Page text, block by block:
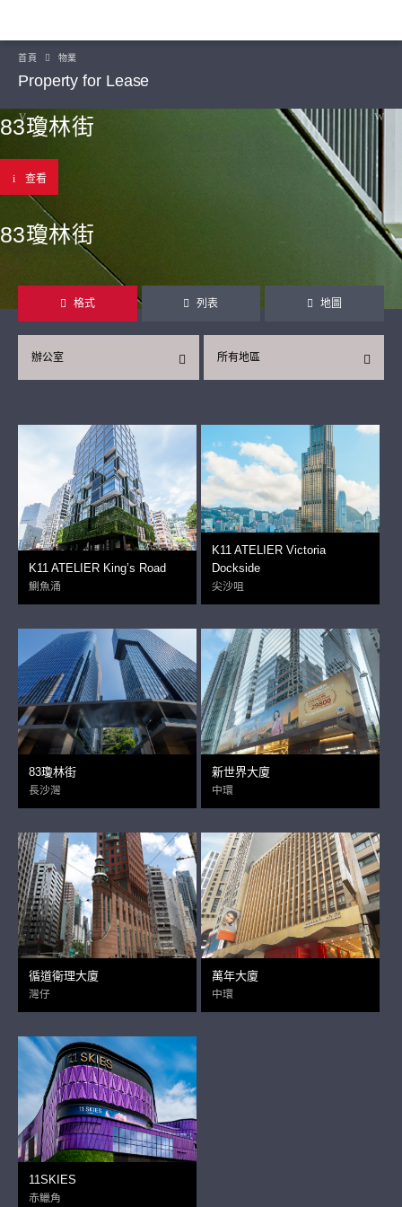
首頁 物業
Property for Lease
83瓊林街
查看
83瓊林街
格式 列表 地圖
所有地區
辦公室
K11 ATELIER King’s Road
鰂魚涌
K11 ATELIER Victoria
Dockside
尖沙咀
83瓊林街
長沙灣
新世界大廈
中環
循道衛理大廈
灣仔
萬年大廈
中環
11SKIES
赤鱲角